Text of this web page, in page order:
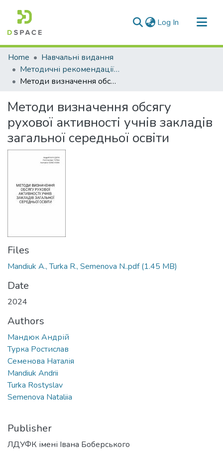
Log In (current)
Communities & Collections
All of DSpace
Statistics
Home
Навчальні видання
Методичні рекомендації, вказівки
Методи визначення обсягу рухової активності учнів закладів загальної середньої освіти
Методи визначення обсягу
рухової активності учнів закладів
загальної середньої освіти
Files
Mandiuk A., Turka R., Semenova N..pdf(1.45 MB)
Date
2024
Authors
Мандюк Андрій
Турка Ростислав
Семенова Наталія
Mandiuk Andrii
Turka Rostyslav
Semenova Nataliia
Publisher
ЛДУФК імені Івана Боберського